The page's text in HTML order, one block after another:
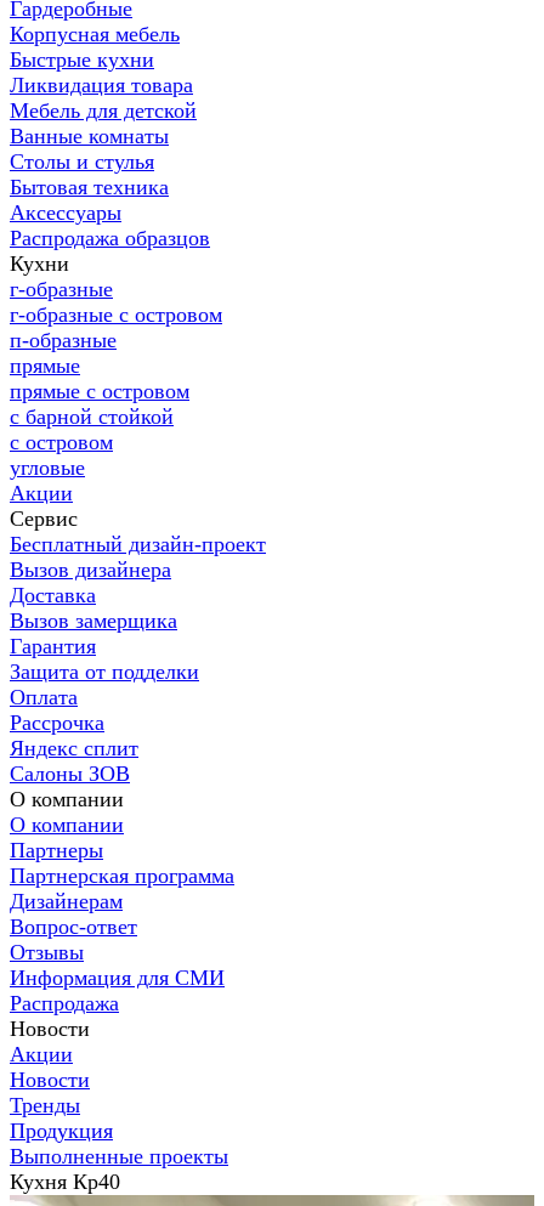
Гардеробные
Корпусная мебель
Быстрые кухни
Ликвидация товара
Мебель для детской
Ванные комнаты
Столы и стулья
Бытовая техника
Аксессуары
Распродажа образцов
Кухни
г-образные
г-образные с островом
п-образные
прямые
прямые с островом
с барной стойкой
с островом
угловые
Акции
Сервис
Бесплатный дизайн-проект
Вызов дизайнера
Доставка
Вызов замерщика
Гарантия
Защита от подделки
Оплата
Рассрочка
Яндекс сплит
Салоны ЗОВ
О компании
О компании
Партнеры
Партнерская программа
Дизайнерам
Вопрос-ответ
Отзывы
Информация для СМИ
Распродажа
Новости
Акции
Новости
Тренды
Продукция
Выполненные проекты
Кухня Кр40